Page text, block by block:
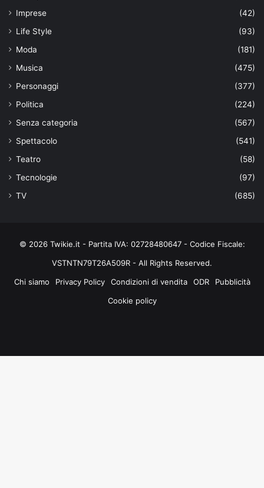
Imprese
(42)
Life Style
(93)
Moda
(181)
Musica
(475)
Personaggi
(377)
Politica
(224)
Senza categoria
(567)
Spettacolo
(541)
Teatro
(58)
Tecnologie
(97)
TV
(685)
© 2026 Twikie.it - Partita IVA: 02728480647 - Codice Fiscale:
VSTNTN79T26A509R - All Rights Reserved.
Chi siamo
Privacy Policy Condizioni di vendita ODR
Pubblicità
Cookie policy
Tube